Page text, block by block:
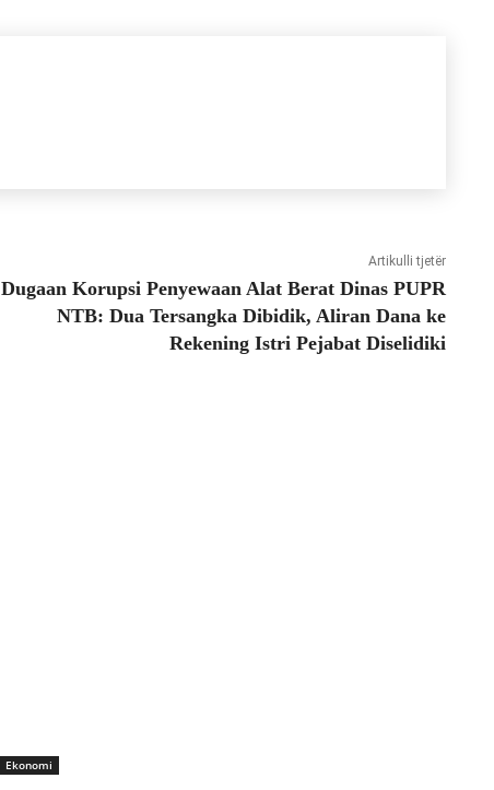
Artikulli tjetër
Dugaan Korupsi Penyewaan Alat Berat Dinas PUPR
NTB: Dua Tersangka Dibidik, Aliran Dana ke
Rekening Istri Pejabat Diselidiki
Ekonomi